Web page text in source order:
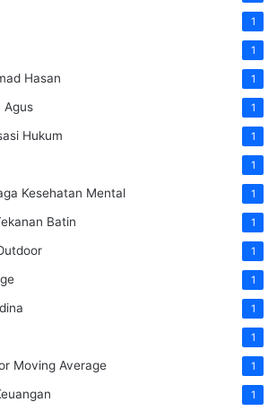
1
1
Hasan 1
Agus 1
Hukum 1
1
Kesehatan Mental 1
Batin 1
1
1
1
1
Moving Average 1
1